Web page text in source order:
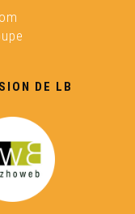
DE LB